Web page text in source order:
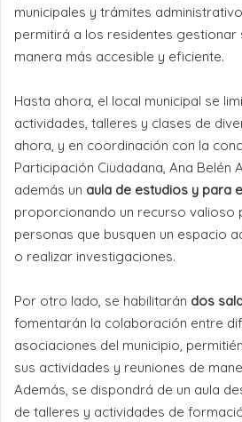
municipales y trámites
permitirá a los residentes gestionar
manera más accesible y eficiente.
Hasta ahora, el local municipal se
actividades, talleres y clases de
ahora, y en coordinación con la
Participación Ciudadana, Ana Belén
además un aula de estudios y para
proporcionando un recurso valioso
personas que busquen un espacio
o realizar investigaciones.
Por otro lado, se habilitarán dos
fomentarán la colaboración entre
asociaciones del municipio,
sus actividades y reuniones de
Además, se dispondrá de un aula
de talleres y actividades de